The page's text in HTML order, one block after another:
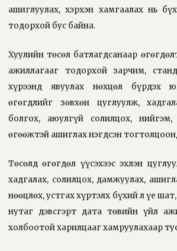
ашиглуулах, хэрхэн хамгаалах нь
тодорхой бус байна.
Хуулийн төсөл батлагдсанаар
ажиллагааг тодорхой зарчим,
хүрээнд явуулах нөхцөл бүрдэх
өгөгдлийг зөвхөн цуглуулж,
болгох, аюулгүй солилцох,
өгөөжтэй ашиглах нэгдсэн
Төсөлд өгөгдөл үүсэхээс эхлэн
хадгалах, солилцох, дамжуулах,
нөөцлөх, устгах хүртэлх бүхий л үе
нутаг дэвсгэрт дата төвийн үйл
холбоотой харилцааг хамруулахаар